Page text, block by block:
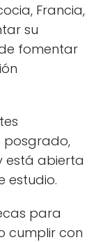
Francia,
su
fomentar
posgrado,
está abierta
estudio.
para
cumplir con